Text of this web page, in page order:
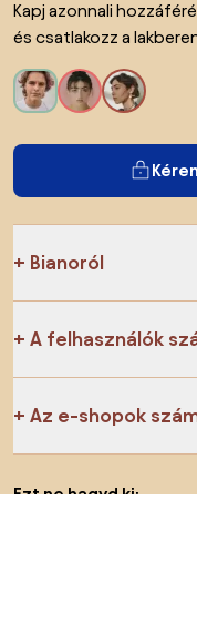
Kapj azonnali
és csatlakozz a
Bianoról
A felhasználók
Az e-shopok
Ezt ne hagyd ki: